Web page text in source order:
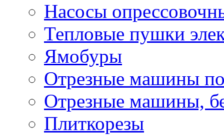
Насосы
Тепловые пушки
Ямобуры
Отрезные машины
Отрезные машины,
Плиткорезы